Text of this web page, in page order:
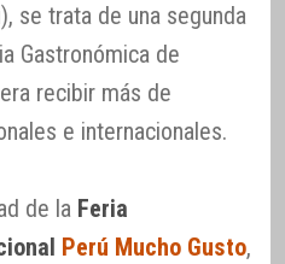
se trata de una segunda
Gastronómica de
recibir más de
e internacionales.
de la Feria
Perú Mucho Gusto,